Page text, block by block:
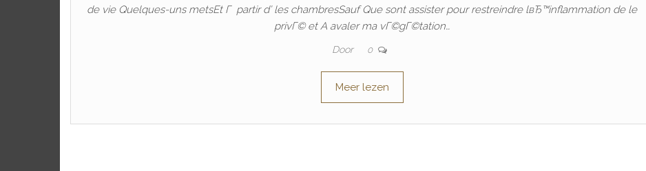
de vie Quelques-uns metsEt Г partir d’ les chambresSauf Que sont assister pour restreindre lвЂ™inflammation de le
privГ© et A avaler ma vГ©gГ©tation…
Door 0
Meer lezen